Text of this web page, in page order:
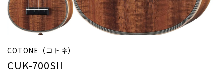
COTONE（コトネ）
CUK-700SII